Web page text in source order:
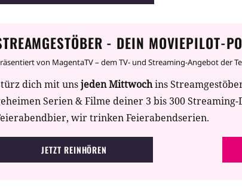
Grube befreien und taucht schwer verletzt unter.
"Böse Erinnerungen hören nicht auf, aber
bösen Erinnerungen verantwortlich sind, die kannst
- DEIN MOVIEPILOT-
von MagentaTV – dem TV- und Streaming-Angebot der
dich mit unsjeden Mittwochins
Serien & Filme deiner 3 bis 300
wir trinken Feierabendserien.
JETZT REINHÖREN